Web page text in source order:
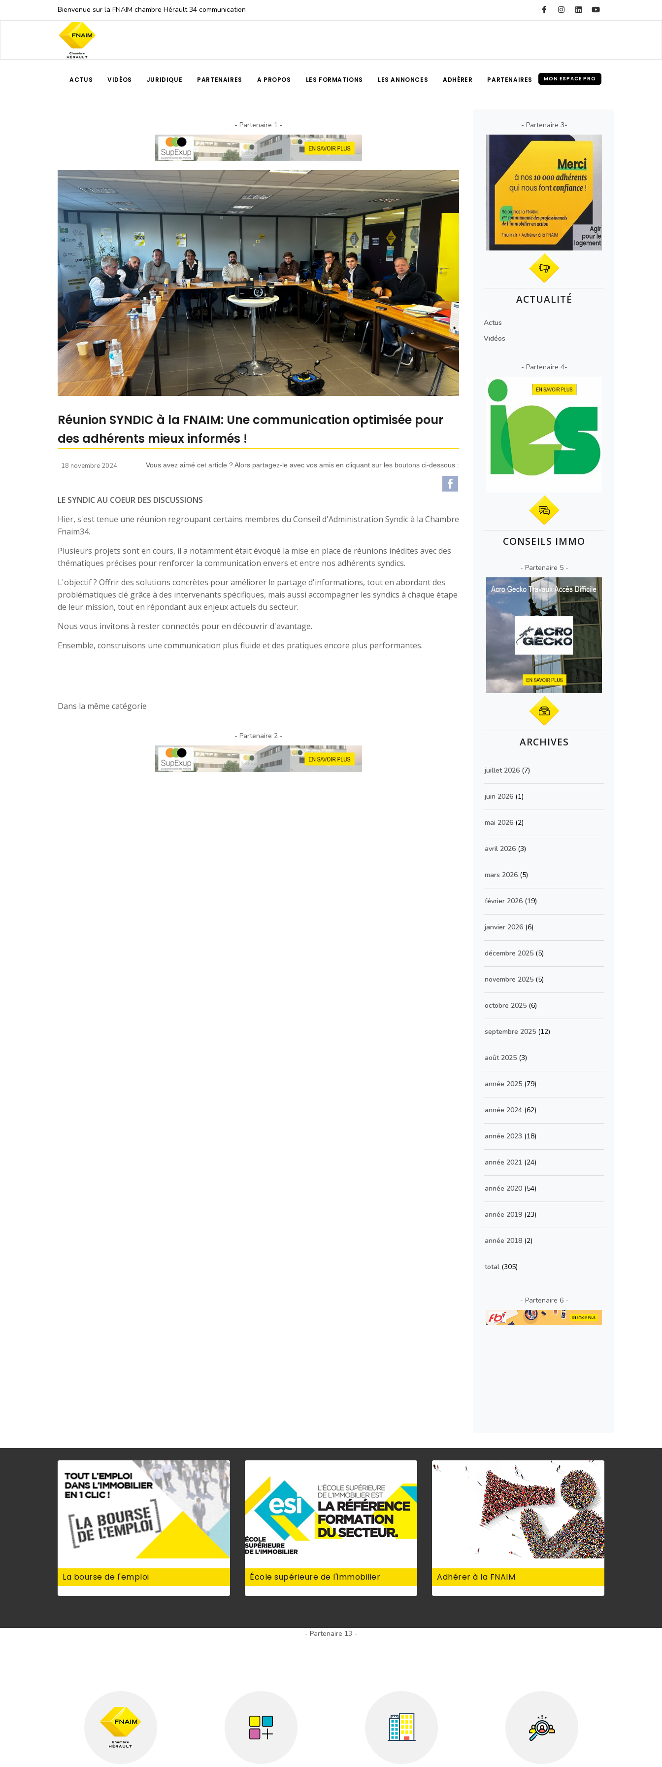
Bienvenue sur la FNAIM chambre Hérault 34 communication
ACTUS VIDÉOS JURIDIQUE PARTENAIRES A PROPOS LES FORMATIONS MON ESPACE PRO
LES ANNONCES ADHÉRER PARTENAIRES
- Partenaire 1 -
Réunion SYNDIC à la FNAIM: Une communication optimisée pour
des adhérents mieux informés !
18 novembre 2024 Vous avez aimé cet article ? Alors partagez-le avec vos amis en cliquant sur les boutons ci-dessous :
LE SYNDIC AU COEUR DES DISCUSSIONS
Hier, s'est tenue une réunion regroupant certains membres du Conseil d'Administration Syndic à la Chambre
Fnaim34.
Plusieurs projets sont en cours, il a notamment était évoqué la mise en place de réunions inédites avec des
thématiques précises pour renforcer la communication envers et entre nos adhérents syndics.
L'objectif ? Offrir des solutions concrètes pour améliorer le partage d'informations, tout en abordant des
problématiques clé grâce à des intervenants spécifiques, mais aussi accompagner les syndics à chaque étape
de leur mission, tout en répondant aux enjeux actuels du secteur.
Nous vous invitons à rester connectés pour en découvrir d'avantage.
Ensemble, construisons une communication plus fluide et des pratiques encore plus performantes.
Dans la même catégorie
- Partenaire 2 -
- Partenaire 3-
ACTUALITÉ
Actus
Vidéos
- Partenaire 4-
CONSEILS IMMO
- Partenaire 5 -
ARCHIVES
juillet 2026 (7)
juin 2026 (1)
mai 2026 (2)
avril 2026 (3)
mars 2026 (5)
février 2026 (19)
janvier 2026 (6)
décembre 2025 (5)
novembre 2025 (5)
octobre 2025 (6)
septembre 2025 (12)
août 2025 (3)
année 2025 (79)
année 2024 (62)
année 2023 (18)
année 2021 (24)
année 2020 (54)
année 2019 (23)
année 2018 (2)
total (305)
- Partenaire 6 -
La bourse de l'emploi École supérieure de l'immobilier Adhérer à la FNAIM
- Partenaire 13 -